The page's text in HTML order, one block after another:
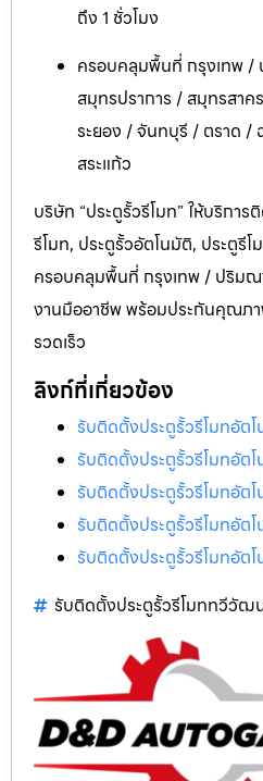
ถึง 1 ชั่วโมง
ครอบคลุมพื้นที่ กรุงเทพ
สมุทรปราการ / สมุทรสา
ระยอง / จันทบุรี / ตราด /
สระแก้ว
บริษัท “ประตูรั้วรีโมท” ให้บริการ
รีโมท, ประตูรั้วอัตโนมัติ, ประตูรี
ครอบคลุมพื้นที่ กรุงเทพ / ปริม
งานมืออาชีพ พร้อมประกันคุณภา
รวดเร็ว
ลิงก์ที่เกี่ยวข้อง
รับติดตั้งประตูรั้วรีโมทอัต
รับติดตั้งประตูรั้วรีโมทอัต
รับติดตั้งประตูรั้วรีโมทอัต
รับติดตั้งประตูรั้วรีโมทอัต
รับติดตั้งประตูรั้วรีโมทอัต
รับติดตั้งประตูรั้วรีโมททวีวัฒ